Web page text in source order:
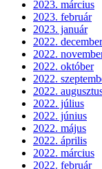
2023. március
2023. február
2023. január
2022. december
2022.
2022. október
2022.
2022.
2022. július
2022. június
2022. május
2022. április
2022. március
2022. február